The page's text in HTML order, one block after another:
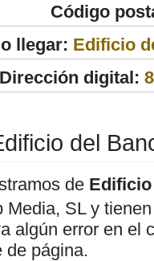
Código
llegar: Edificio
Dirección digital:
del
de
Media, SL y
algún error en el
de página.